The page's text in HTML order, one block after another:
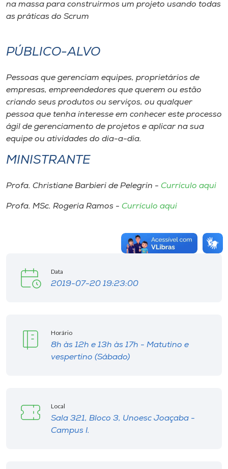
na massa para construirmos um projeto usando todas
as práticas do Scrum
PÚBLICO-ALVO
Pessoas que gerenciam equipes, proprietários de
empresas, empreendedores que querem ou estão
criando seus produtos ou serviços, ou qualquer
pessoa que tenha interesse em conhecer este processo
ágil de gerenciamento de projetos e aplicar na sua
equipe ou atividades do dia-a-dia.
MINISTRANTE
Profa. Christiane Barbieri de Pelegrin - Currículo aqui
Profa. MSc. Rogeria Ramos - Currículo aqui
Data
2019-07-20 19:23:00
Horário
8h às 12h e 13h às 17h - Matutino e
vespertino (Sábado)
Local
Sala 321, Bloco 3, Unoesc Joaçaba -
Campus I.